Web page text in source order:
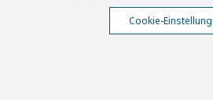
Cookie-